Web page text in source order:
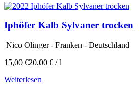
Iphöfer Kalb Sylvaner trocken
Nico Olinger - Franken - Deutschland
15,00 €20,00 € /l
Weiterlesen